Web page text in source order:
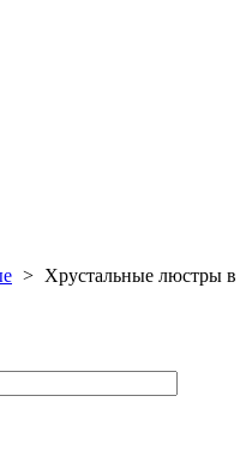
> Хрустальные люстры в